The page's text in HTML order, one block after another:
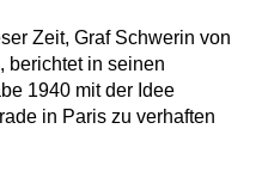
Zeit, Graf Schwerin von
berichtet in seinen
1940 mit der Idee
in Paris zu verhaften